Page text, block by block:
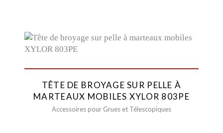
TÊTE DE BROYAGE SUR PELLE À
MARTEAUX MOBILES XYLOR 803PE
Accessoires pour Grues et Télescopiques